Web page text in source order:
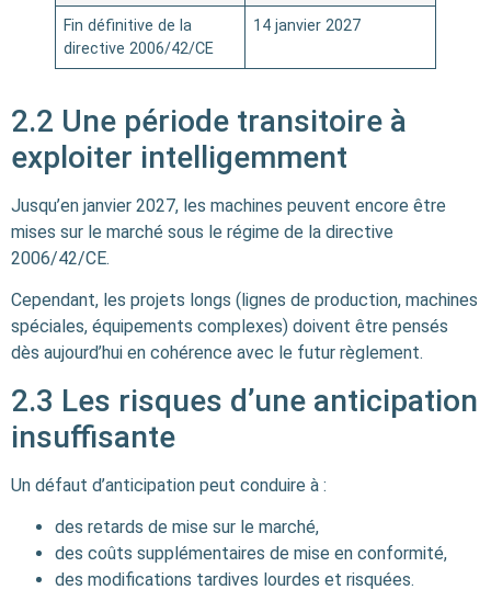
Fin définitive de la
directive 2006/42/CE
14 janvier 2027
2.2 Une période transitoire à
exploiter intelligemment
Jusqu’en janvier 2027, les machines peuvent encore être
mises sur le marché sous le régime de la directive
2006/42/CE.
Cependant, les projets longs (lignes de production, machines
spéciales, équipements complexes) doivent être pensés
dès aujourd’hui en cohérence avec le futur règlement.
2.3 Les risques d’une anticipation
insuffisante
Un défaut d’anticipation peut conduire à :
des retards de mise sur le marché,
des coûts supplémentaires de mise en conformité,
des modifications tardives lourdes et risquées.